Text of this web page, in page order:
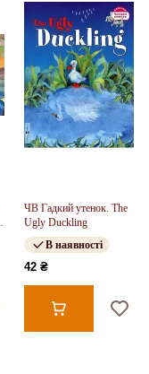
ЧВ Гадкий утенок. The
Ugly Duckling
В наявності
42 ₴